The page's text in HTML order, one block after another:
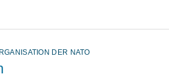
DER NATO